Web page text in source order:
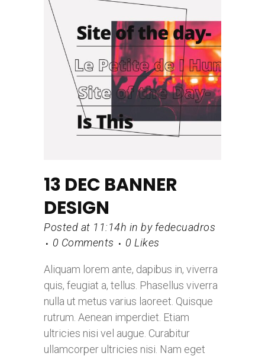
13 DEC BANNER
DESIGN
Posted at 11:14h in by fedecuadros
0 Comments
0 Likes
Aliquam lorem ante, dapibus in, viverra
quis, feugiat a, tellus. Phasellus viverra
nulla ut metus varius laoreet. Quisque
rutrum. Aenean imperdiet. Etiam
ultricies nisi vel augue. Curabitur
ullamcorper ultricies nisi. Nam eget